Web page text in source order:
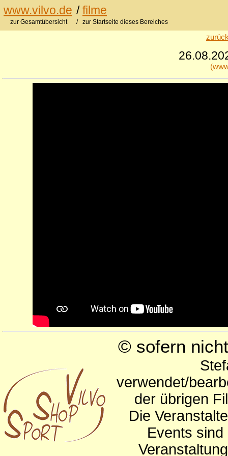
www.vilvo.de /filme
zur Gesamtübersicht / zur Startseite dieses Bereiches
© sofern
verwendet/
der übrigen
Die
Events